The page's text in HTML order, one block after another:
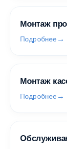
Монтаж
Подробнее
Монтаж
Подробнее